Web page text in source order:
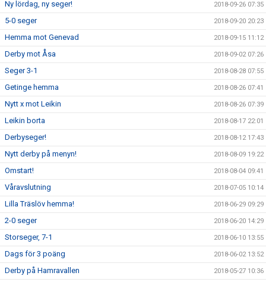
Ny lördag, ny seger! 2018-09-26 07:35
5-0 seger 2018-09-20 20:23
Hemma mot Genevad 2018-09-15 11:12
Derby mot Åsa 2018-09-02 07:26
Seger 3-1 2018-08-28 07:55
Getinge hemma 2018-08-26 07:41
Nytt x mot Leikin 2018-08-26 07:39
Leikin borta 2018-08-17 22:01
Derbyseger! 2018-08-12 17:43
Nytt derby på menyn! 2018-08-09 19:22
Omstart! 2018-08-04 09:41
Våravslutning 2018-07-05 10:14
Lilla Träslöv hemma! 2018-06-29 09:29
2-0 seger 2018-06-20 14:29
Storseger, 7-1 2018-06-10 13:55
Dags för 3 poäng 2018-06-02 13:52
Derby på Hamravallen 2018-05-27 10:36